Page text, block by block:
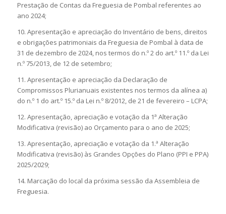
Prestação de Contas da Freguesia de Pombal referentes ao
ano 2024;
10. Apresentação e apreciação do Inventário de bens, direitos
e obrigações patrimoniais da Freguesia de Pombal à data de
31 de dezembro de 2024, nos termos do n.º 2 do art.º 11.º da Lei
n.º 75/2013, de 12 de setembro;
11. Apresentação e apreciação da Declaração de
Compromissos Plurianuais existentes nos termos da alínea a)
do n.º 1 do art.º 15.º da Lei n.º 8/2012, de 21 de fevereiro – LCPA;
12. Apresentação, apreciação e votação da 1ª Alteração
Modificativa (revisão) ao Orçamento para o ano de 2025;
13. Apresentação, apreciação e votação da 1.ª Alteração
Modificativa (revisão) às Grandes Opções do Plano (PPI e PPA)
2025/2029;
14. Marcação do local da próxima sessão da Assembleia de
Freguesia.